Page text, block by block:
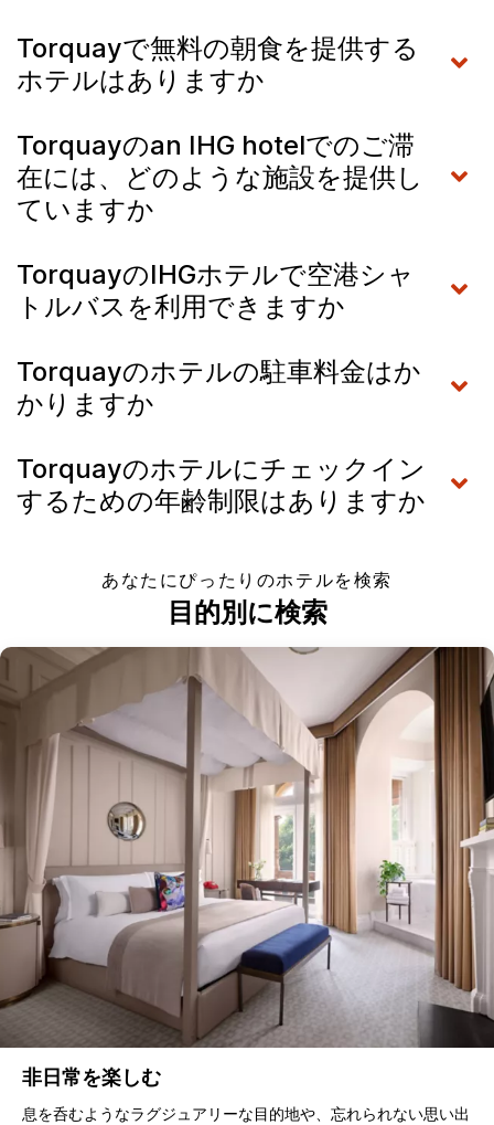
Torquayで無料の朝食を提供する
ホテルはありますか
Torquayのan IHG hotelでのご滞
在には、どのような施設を提供し
ていますか
TorquayのIHGホテルで空港シャ
トルバスを利用できますか
Torquayのホテルの駐車料金はか
かりますか
Torquayのホテルにチェックイン
するための年齢制限はありますか
あなたにぴったりのホテルを検索
目的別に検索
非日常を楽しむ
息を呑むようなラグジュアリーな目的地や、忘れられない思い出